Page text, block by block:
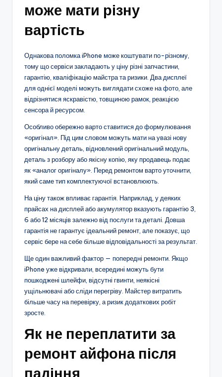
може мати різну
вартість
Однакова поломка iPhone може коштувати по-різному,
тому що сервіси закладають у ціну різні запчастини,
гарантію, кваліфікацію майстра та ризики. Два дисплеї
для однієї моделі можуть виглядати схоже на фото, але
відрізнятися яскравістю, товщиною рамок, реакцією
сенсора й ресурсом.
Особливо обережно варто ставитися до формулювання
«оригінал». Під цим словом можуть мати на увазі нову
оригінальну деталь, відновлений оригінальний модуль,
деталь з розбору або якісну копію, яку продавець подає
як «аналог оригіналу». Перед ремонтом варто уточнити,
який саме тип комплектуючої встановлюють.
На ціну також впливає гарантія. Наприклад, у деяких
прайсах на дисплей або акумулятор вказують гарантію 3,
6 або 12 місяців залежно від послуги та деталі. Довша
гарантія не гарантує ідеальний ремонт, але показує, що
сервіс бере на себе більше відповідальності за результат.
Ще один важливий фактор — попередні ремонти. Якщо
iPhone уже відкривали, всередині можуть бути
пошкоджені шлейфи, відсутні гвинти, неякісні
ущільнювачі або сліди перегріву. Майстер витратить
більше часу на перевірку, а ризик додаткових робіт
зросте.
Як не переплатити за
ремонт айфона після
падіння